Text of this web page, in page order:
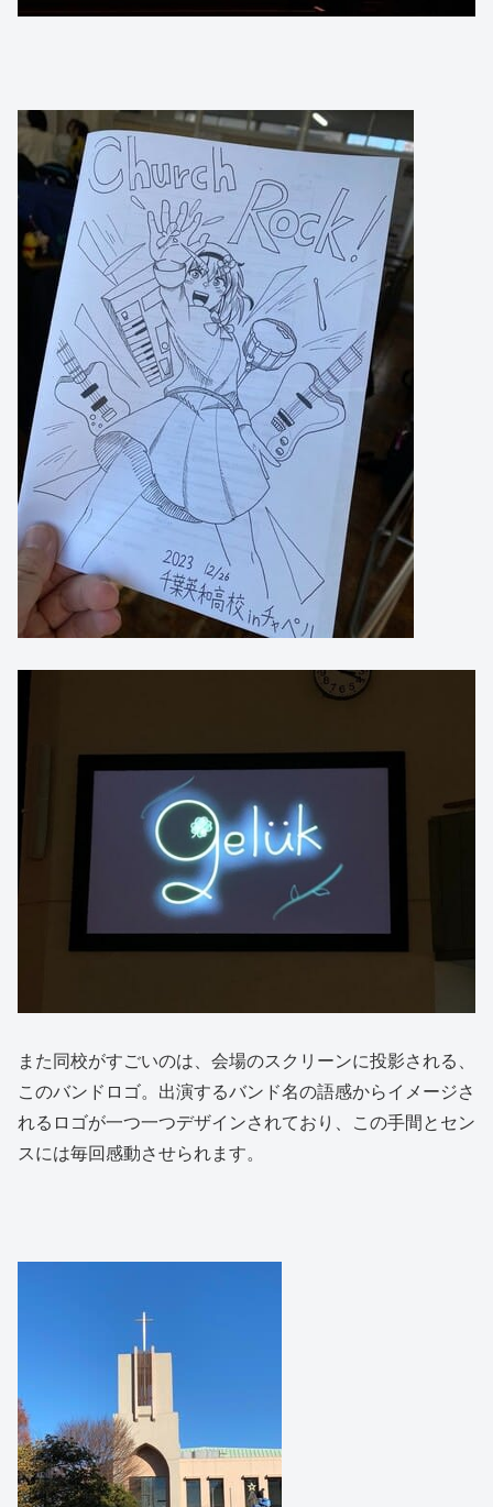
また同校がすごいのは、会場のスクリーンに投影される、
このバンドロゴ。出演するバンド名の語感からイメージさ
れるロゴが一つ一つデザインされており、この手間とセン
スには毎回感動させられます。